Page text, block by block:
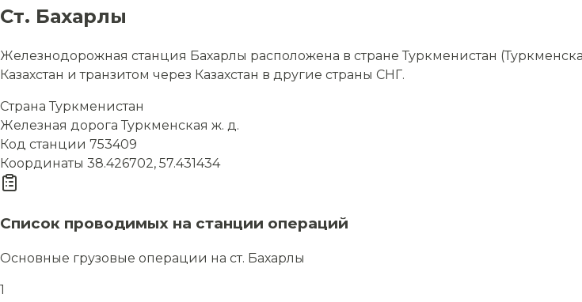
Ст. Бахарлы
Железнодорожная станция Бахарлы расположена в стране Туркменистан
Казахстан и транзитом через Казахстан в другие страны СНГ.
Страна Туркменистан
Железная дорога Туркменская ж. д.
Код станции 753409
Координаты 38.426702, 57.431434
Список проводимых на станции операций
Основные грузовые операции на ст. Бахарлы
1